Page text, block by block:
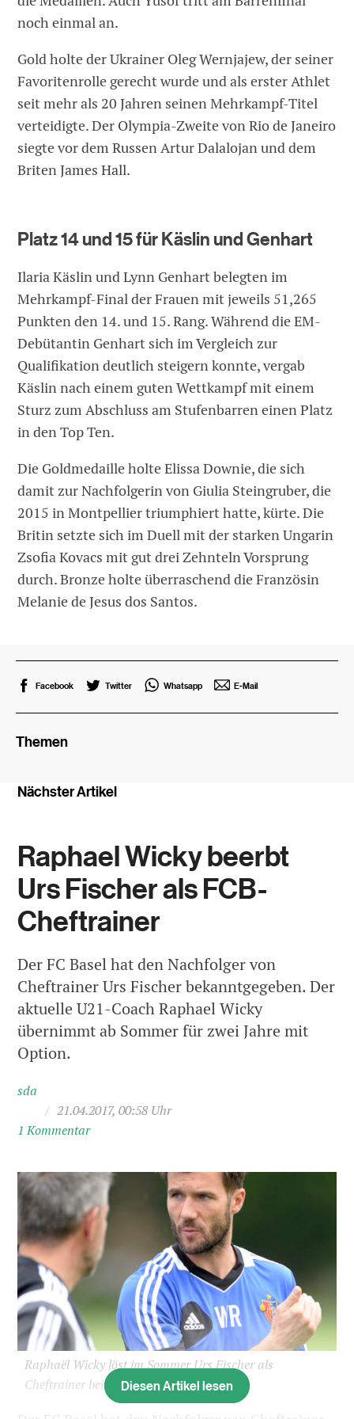
noch einmal an.
Gold holte der Ukrainer Oleg Wernjajew, der seiner
Favoritenrolle gerecht wurde und als erster Athlet
seit mehr als 20 Jahren seinen Mehrkampf-Titel
verteidigte. Der Olympia-Zweite von Rio de Janeiro
siegte vor dem Russen Artur Dalalojan und dem
Briten James Hall.
Platz 14 und 15 für Käslin und Genhart
Ilaria Käslin und Lynn Genhart belegten im
Mehrkampf-Final der Frauen mit jeweils 51,265
Punkten den 14. und 15. Rang. Während die EM-
Debütantin Genhart sich im Vergleich zur
Qualifikation deutlich steigern konnte, vergab
Käslin nach einem guten Wettkampf mit einem
Sturz zum Abschluss am Stufenbarren einen Platz
in den Top Ten.
Die Goldmedaille holte Elissa Downie, die sich
damit zur Nachfolgerin von Giulia Steingruber, die
2015 in Montpellier triumphiert hatte, kürte. Die
Britin setzte sich im Duell mit der starken Ungarin
Zsofia Kovacs mit gut drei Zehnteln Vorsprung
durch. Bronze holte überraschend die Französin
Melanie de Jesus dos Santos.
Facebook Twitter Whatsapp E-Mail
Themen
Nächster Artikel
Raphael Wicky beerbt
Urs Fischer als FCB-
Cheftrainer
Der FC Basel hat den Nachfolger von
Cheftrainer Urs Fischer bekanntgegeben. Der
aktuelle U21-Coach Raphael Wicky
übernimmt ab Sommer für zwei Jahre mit
Option.
sda
/ 21.04.2017, 00:58 Uhr
1 Kommentar
Raphaël Wicky löst im Sommer Urs Fischer als
Cheftrainer beim FC Basel ab(Bild: sda)
Diesen Artikel lesen